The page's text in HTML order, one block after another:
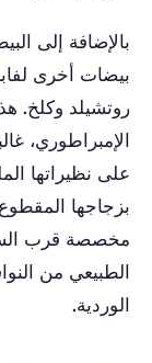
بالإضافة إلى
بيضات أخرى
روتشيلد وكلخ.
الإمبراطوري،
بزجاجها
مخصصة قرب
الطبيعي من
الوردية.